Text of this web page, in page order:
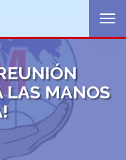
LAS MANOS